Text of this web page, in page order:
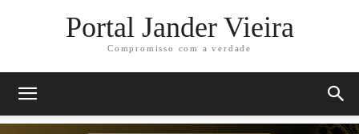
Portal Jander Vieira
Compromisso com a verdade